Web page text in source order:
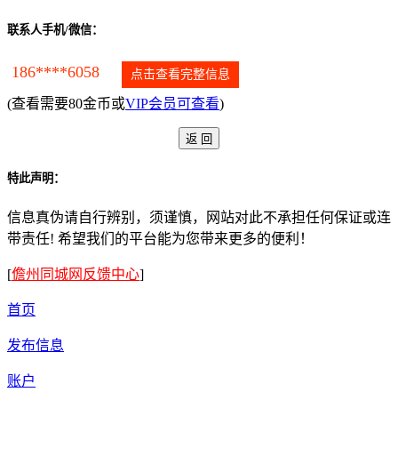
联系人手机/微信：
186****6058 点击查看完整信息
(查看需要80金币或VIP会员可查看)
特此声明：
信息真伪请自行辨别，须谨慎，网站对此不承担任何保证或连
带责任! 希望我们的平台能为您带来更多的便利！
[儋州同城网反馈中心]
首页
发布信息
账户